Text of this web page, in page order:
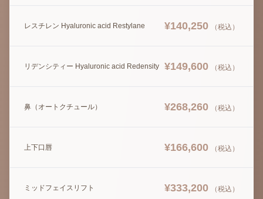
レスチレン Hyaluronic acid Restylane ¥140,250 （税込）
リデンシティー Hyaluronic acid Redensity ¥149,600 （税込）
鼻（オートクチュール） ¥268,260 （税込）
上下口唇 ¥166,600 （税込）
ミッドフェイスリフト ¥333,200 （税込）